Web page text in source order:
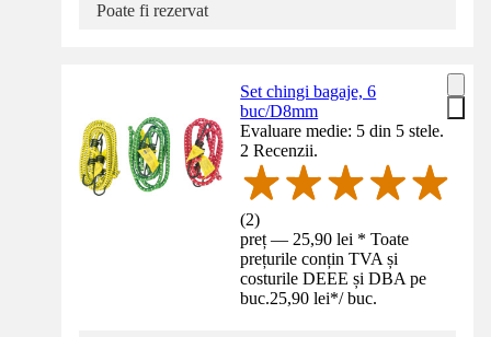
Poate fi rezervat
Set chingi bagaje, 6
buc/D8mm
Evaluare medie: 5 din 5 stele.
2 Recenzii.
(2)
preț — 25,90 lei * Toate
prețurile conțin TVA și
costurile DEEE și DBA pe
buc.25,90 lei*/ buc.